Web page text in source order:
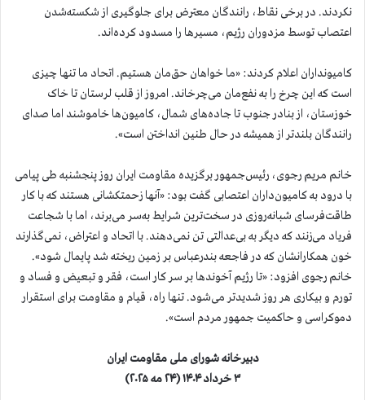
نکردند. در برخی نقاط، رانندگان معترض برای جلوگیری از شکسته‌شدن
اعتصاب توسط مزدوران رژیم، مسیرها را مسدود کرده‌اند.
کامیونداران اعلام کردند: «ما خواهان حق‌مان هستیم. اتحاد ما تنها چیزی
است که این چرخ را به نفع‌مان می‌چرخاند. امروز از قلب لرستان تا خاک
خوزستان، از بنادر جنوب تا جاده‌های شمال، کامیون‌ها خاموشند اما صدای
رانندگان بلندتر از همیشه در حال طنین انداختن است».
خانم مریم رجوی، رئیس‌جمهور برگزیده مقاومت ایران روز پنجشنبه طی پیامی
با درود به کامیون‌داران اعتصابی گفت بود: «آنها زحمتکشانی هستند که با کار
طاقت‌فرسای شبانه‌روزی در سخت‌ترین شرایط به‌سر می‌برند، اما با شجاعت
فریاد می‌زنند که دیگر به بی‌عدالتی تن نمی‌دهند. با اتحاد و اعتراض، نمی‌گذارند
خون همکارانشان که در فاجعه بندرعباس بر زمین ریخته شد پایمال شود».
خانم رجوی افزود: «تا رژیم آخوندها بر سر کار است، فقر و تبعیض و فساد و
تورم و بیکاری هر روز شدیدتر می‌شود. تنها راه، قیام و مقاومت برای استقرار
دموکراسی و حاکمیت جمهور مردم است».
دبیرخانه شورای ملی مقاومت ایران
۳ خرداد ۱۴۰۴ (۲۴ مه ۲۰۲۵)